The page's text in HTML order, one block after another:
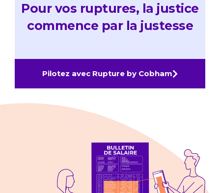
Pour vos ruptures, la justice
commence par la justesse
Pilotez avec Rupture by Cobham